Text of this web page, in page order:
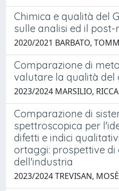
Chimica e qualità del
sulle analisi ed il
2020/2021 BARBATO,
Comparazione di
valutare la qualità del
2023/2024 MARSILIO,
Comparazione di
spettroscopica per
difetti e indici
ortaggi: prospettive di
dell'industria
2023/2024 TREVISAN, MOSÈ